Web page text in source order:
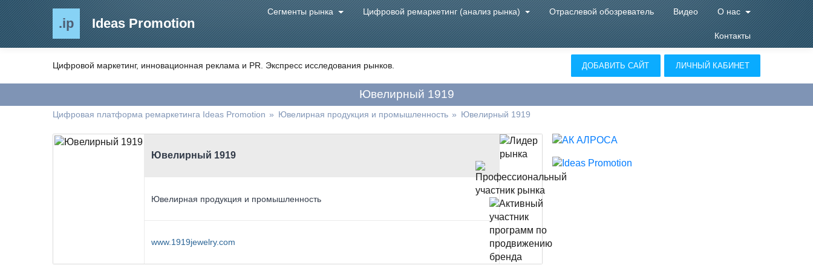
.ip Ideas Promotion
Сегменты рынка Цифровой ремаркетинг (анализ рынка) Отраслевой обозреватель Видео О нас
Контакты
Цифровой маркетинг, инновационная реклама и PR. Экспресс исследования рынков. ДОБАВИТЬ САЙТ ЛИЧНЫЙ КАБИНЕТ
Ювелирный 1919
Цифровая платформа ремаркетинга Ideas Promotion » Ювелирная продукция и промышленность » Ювелирный 1919
Ювелирный 1919
Ювелирная продукция и промышленность
www.1919jewelry.com